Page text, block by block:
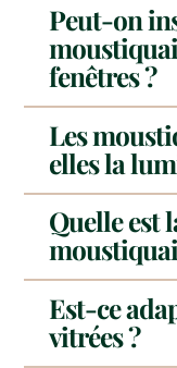
Peut-on
fenêtres ?
Les
elles la
Quelle est
Est-ce
vitrées ?